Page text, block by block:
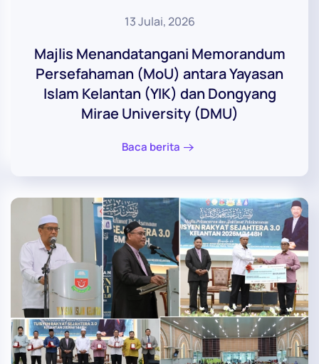
13 Julai, 2026
Majlis Menandatangani Memorandum
Persefahaman (MoU) antara Yayasan
Islam Kelantan (YIK) dan Dongyang
Mirae University (DMU)
Baca berita